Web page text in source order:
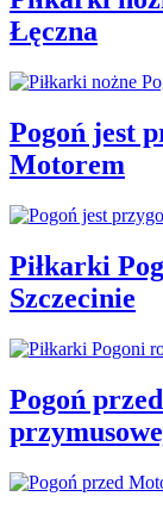
Łęczna
Pogoń jest
Motorem
Piłkarki
Szczecinie
Pogoń